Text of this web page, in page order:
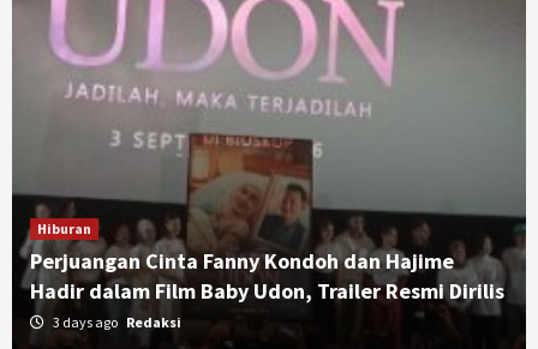
Hiburan
Perjuangan Cinta Fanny Kondoh dan Hajime
Hadir dalam Film Baby Udon, Trailer Resmi Dirilis
3 days ago Redaksi